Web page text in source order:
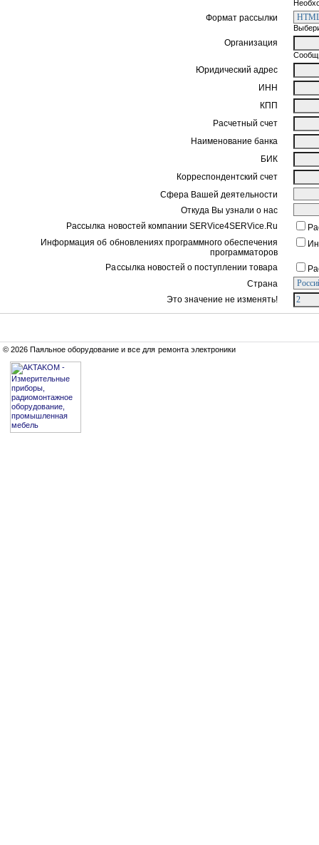
Формат рассылки
Организация
Юридический адрес
ИНН
КПП
Расчетный счет
Наименование банка
БИК
Корреспондентский счет
Сфера Вашей деятельности
Откуда Вы узнали о нас
Рассылка новостей компании SERVice4SERVice.Ru
Информация об обновлениях программного обеспечения
программаторов
Рассылка новостей о поступлении товара
Страна
Это значение не изменять!
© 2026 Паяльное оборудование и все для ремонта электроники